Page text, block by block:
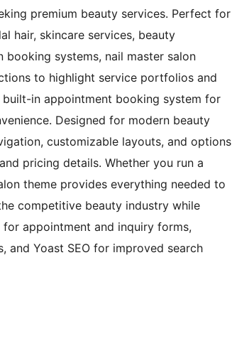
premium beauty services. Perfect for
hair, skincare services, beauty
systems, nail master salon
to highlight service portfolios and
in appointment booking system for
Designed for modern beauty
customizable layouts, and options
pricing details. Whether you run a
theme provides everything needed to
competitive beauty industry while
appointment and inquiry forms,
and Yoast SEO for improved search